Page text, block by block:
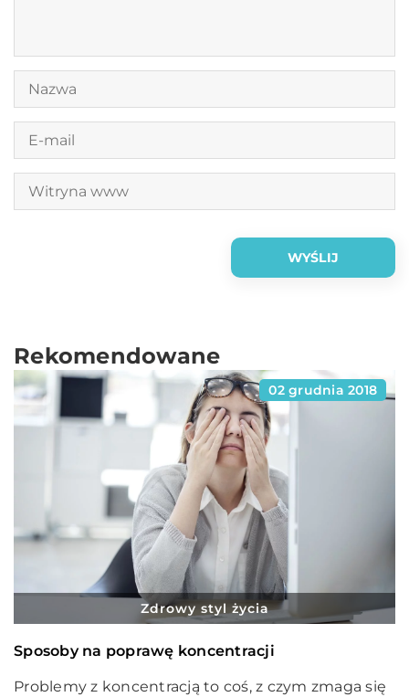
Rekomendowane
02 grudnia 2018
Zdrowy styl życia
Sposoby na poprawę koncentracji
Problemy z koncentracją to coś, z czym zmaga się